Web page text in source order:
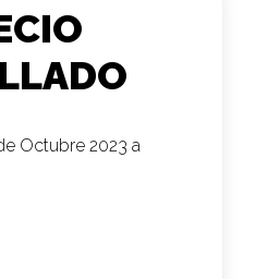
Octubre 2023 a